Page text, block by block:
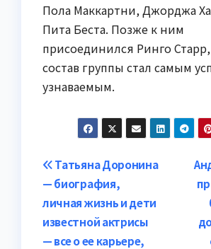
Пола Маккартни, Джорджа
Пита Беста. Позже к ним
присоединился Ринго
состав группы стал самым
узнаваемым.
Навигация
по
записям
Татьяна Доронина
— биография,
личная жизнь и дети
известной актрисы
— все о ее карьере,